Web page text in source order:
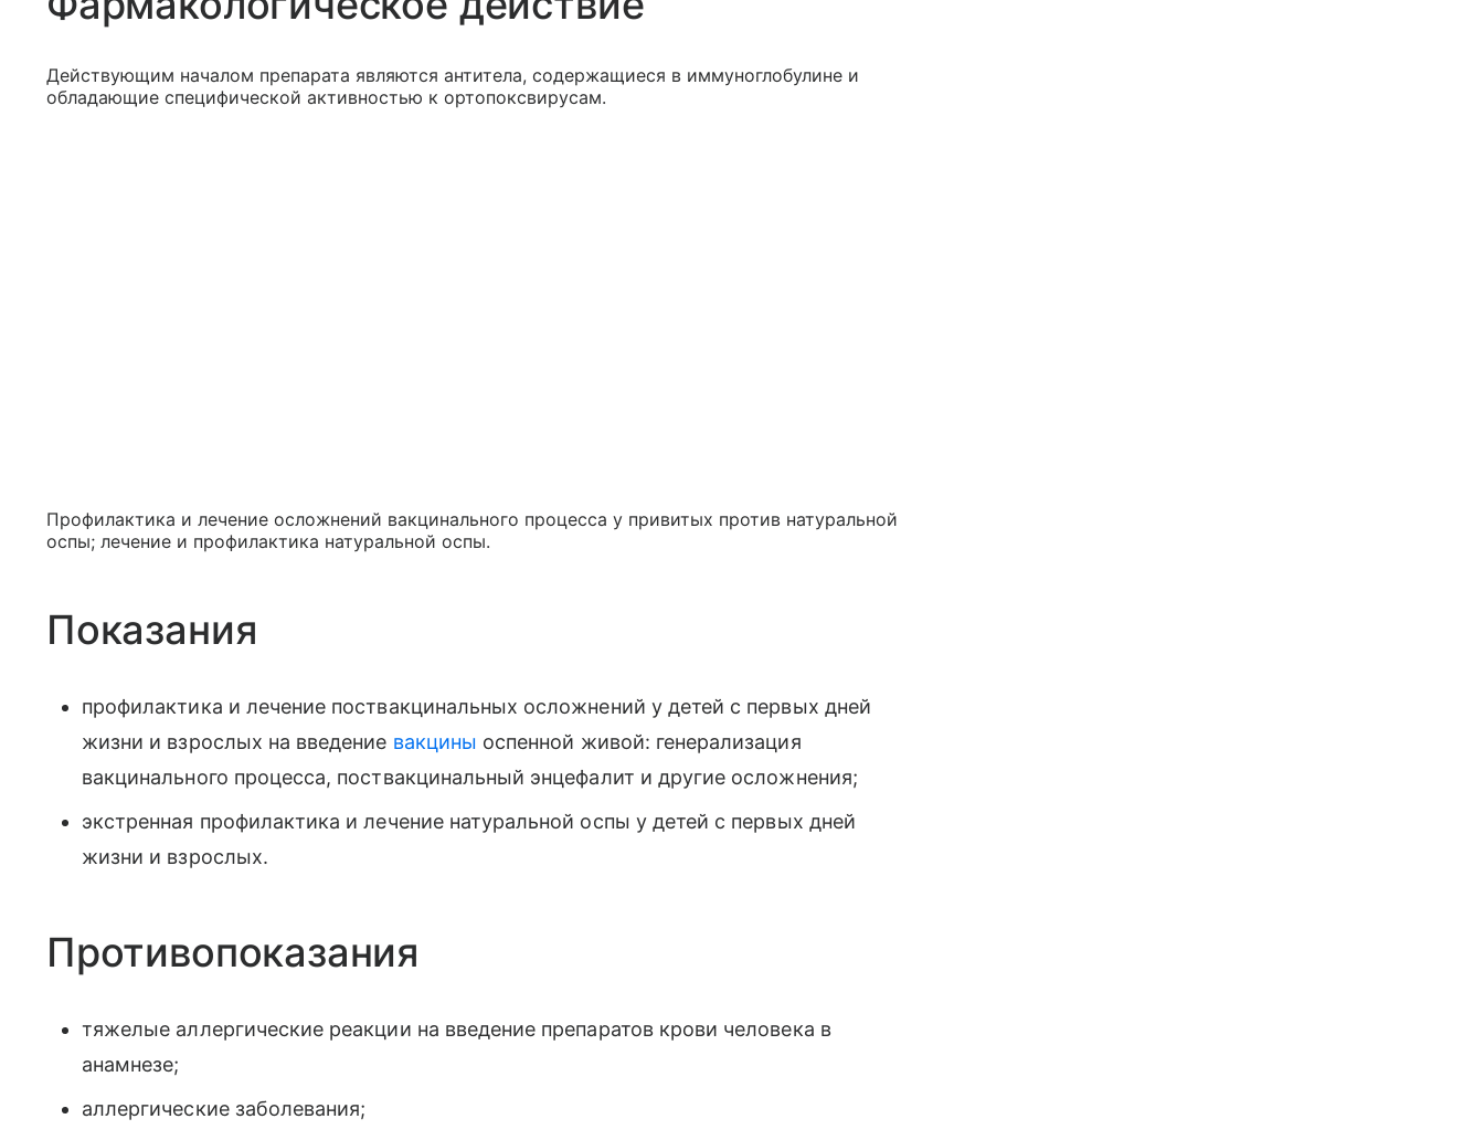
Действующим началом препарата являются антитела, содержащиеся в иммуноглобулине и
обладающие специфической активностью к ортопоксвирусам.
Профилактика и лечение осложнений вакцинального процесса у привитых против натуральной
оспы; лечение и профилактика натуральной оспы.
Показания
профилактика и лечение поствакцинальных осложнений у детей с первых дней
жизни и взрослых на введение вакцины оспенной живой: генерализация
вакцинального процесса, поствакцинальный энцефалит и другие осложнения;
экстренная профилактика и лечение натуральной оспы у детей с первых дней
жизни и взрослых.
Противопоказания
тяжелые аллергические реакции на введение препаратов крови человека в
анамнезе;
аллергические заболевания;